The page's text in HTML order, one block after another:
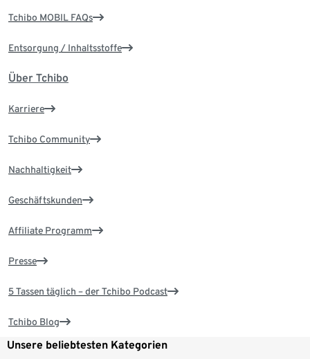
Tchibo MOBIL FAQs
Entsorgung / Inhaltsstoffe
Über Tchibo
Karriere
Tchibo Community
Nachhaltigkeit
Geschäftskunden
Affiliate Programm
Presse
5 Tassen täglich – der Tchibo Podcast
Tchibo Blog
Unsere beliebtesten Kategorien